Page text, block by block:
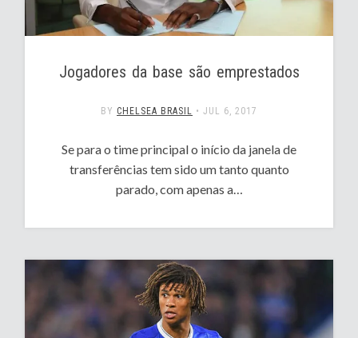
Jogadores da base são emprestados
BY CHELSEA BRASIL • JUL 6, 2017
Se para o time principal o início da janela de
transferências tem sido um tanto quanto
parado, com apenas a…